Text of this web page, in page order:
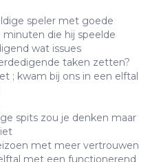
speler met goede
die hij speelde
wat issues
taken zetten?
; kwam bij ons in een elftal
spits zou je denken maar
met meer vertrouwen
met een functionerend